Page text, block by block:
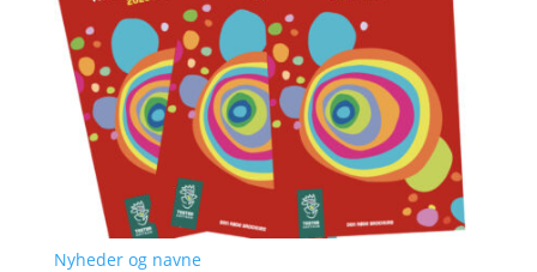
Nyheder og navne